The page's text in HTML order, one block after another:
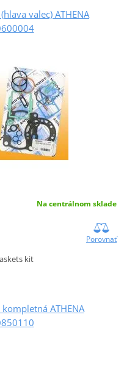
valec) ATHENA
Na centrálnom sklade
Porovnať
kit
ATHENA